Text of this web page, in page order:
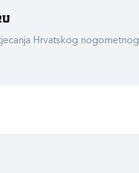
Hrvatskog nogometnog